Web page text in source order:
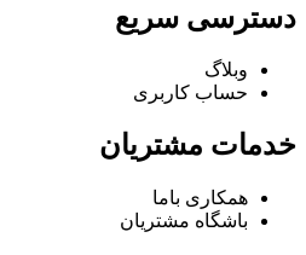
دسترسی سریع
وبلاگ
حساب کاربری
خدمات مشتریان
همکاری باما
باشگاه مشتریان